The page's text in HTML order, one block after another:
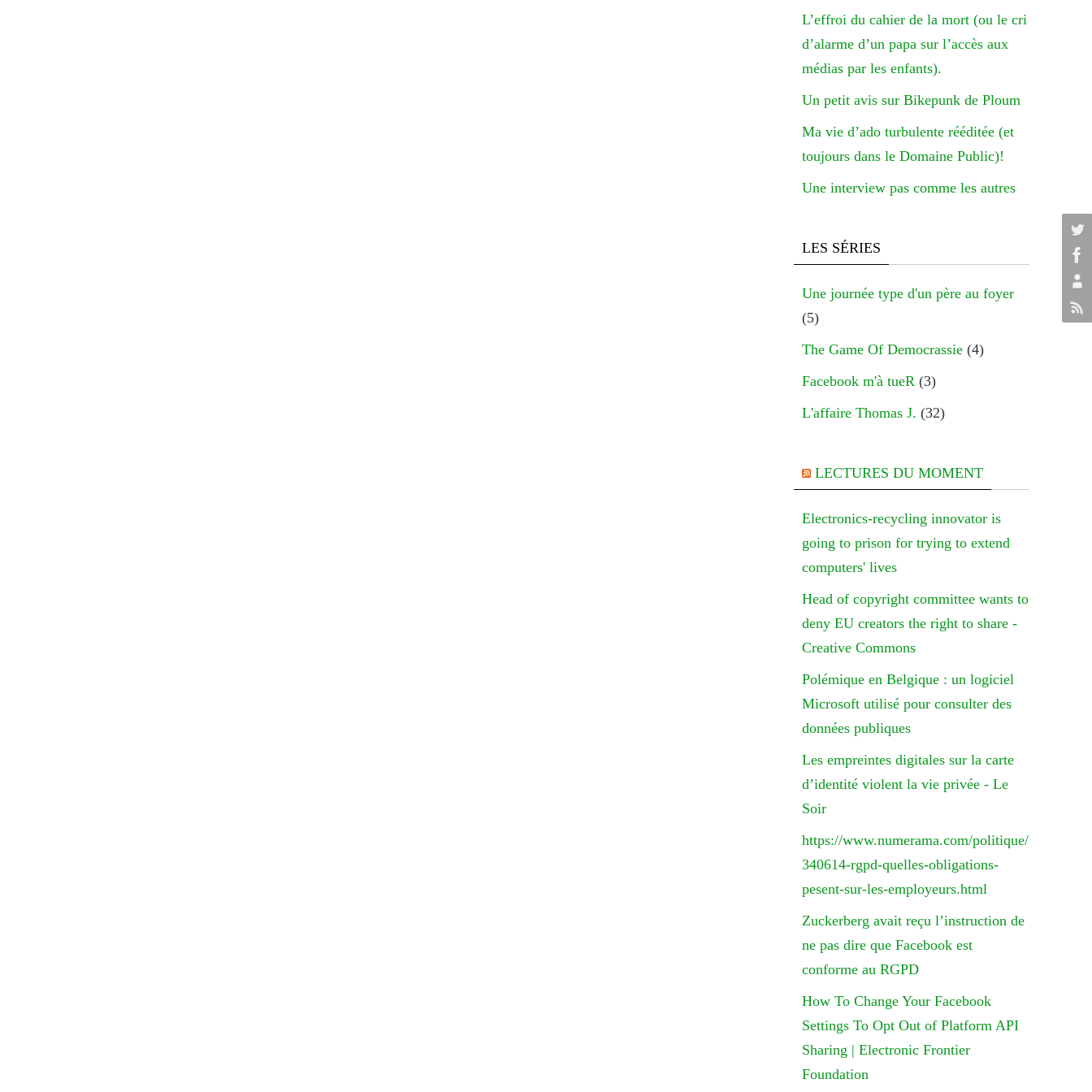
L’effroi du cahier de la mort (ou le cri
d’alarme d’un papa sur l’accès aux
médias par les enfants).
Un petit avis sur Bikepunk de Ploum
Ma vie d’ado turbulente rééditée (et
toujours dans le Domaine Public)!
Une interview pas comme les autres
LES SÉRIES
Une journée type d'un père au foyer
(5)
The Game Of Democrassie (4)
Facebook m'à tueR (3)
L'affaire Thomas J. (32)
LECTURES DU MOMENT
Electronics-recycling innovator is
going to prison for trying to extend
computers' lives
Head of copyright committee wants to
deny EU creators the right to share -
Creative Commons
Polémique en Belgique : un logiciel
Microsoft utilisé pour consulter des
données publiques
Les empreintes digitales sur la carte
d’identité violent la vie privée - Le
Soir
https://www.numerama.com/politique/
340614-rgpd-quelles-obligations-
pesent-sur-les-employeurs.html
Zuckerberg avait reçu l’instruction de
ne pas dire que Facebook est
conforme au RGPD
How To Change Your Facebook
Settings To Opt Out of Platform API
Sharing | Electronic Frontier
Foundation